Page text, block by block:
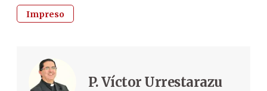
Impreso
P. Víctor Urrestarazu